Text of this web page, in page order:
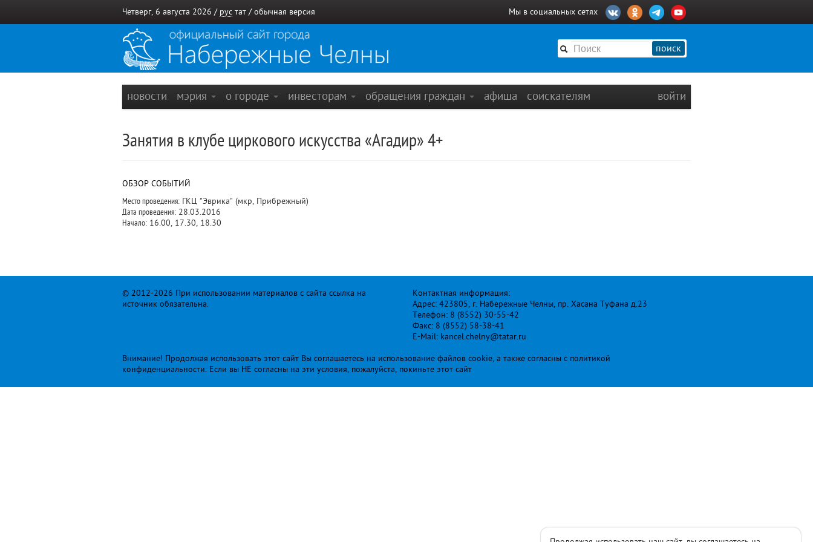
Четверг, 6 августа 2026 / рус тат / обычная версия Мы в социальных сетях
поиск
новости мэрия о городе инвесторам обращения граждан афиша соискателям войти
Занятия в клубе циркового искусства «Агадир» 4+
ОБЗОР СОБЫТИЙ
Место проведения: ГКЦ "Эврика" (мкр, Прибрежный)
Дата проведения: 28.03.2016
Начало: 16.00, 17.30, 18.30
© 2012-2026 При использовании материалов с сайта ссылка на
источник обязательна.
Контактная информация:
Адрес: 423805, г. Набережные Челны, пр. Хасана Туфана д.23
Телефон: 8 (8552) 30-55-42
Факс: 8 (8552) 58-38-41
E-Mail: kancel.chelny@tatar.ru
Внимание! Продолжая использовать этот сайт Вы соглашаетесь на использование файлов cookie, а также согласны с политикой
конфиденциальности. Если вы НЕ согласны на эти условия, пожалуйста, покиньте этот сайт